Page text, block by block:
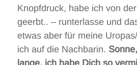
Knopfdruck, habe ich von
geerbt.. – runterlasse und
etwas aber für meine
ich auf die Nachbarin.
lange, ich habe Dich so